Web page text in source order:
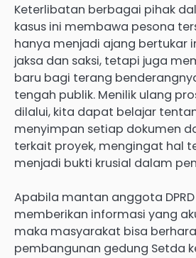
Keterlibatan berbagai pihak
kasus ini membawa pesona
hanya menjadi ajang bertukar
jaksa dan saksi, tetapi juga
baru bagi terang
tengah publik. Menilik ulang
dilalui, kita dapat belajar
menyimpan setiap dokumen
terkait proyek, mengingat hal
menjadi bukti krusial dalam
Apabila mantan anggota
memberikan informasi yang
maka masyarakat bisa
pembangunan gedung Setda